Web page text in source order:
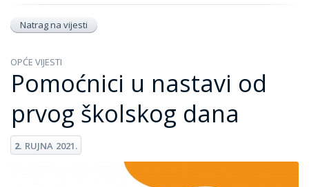
Natrag na vijesti
OPĆE VIJESTI
Pomoćnici u nastavi od
prvog školskog dana
2. RUJNA 2021.